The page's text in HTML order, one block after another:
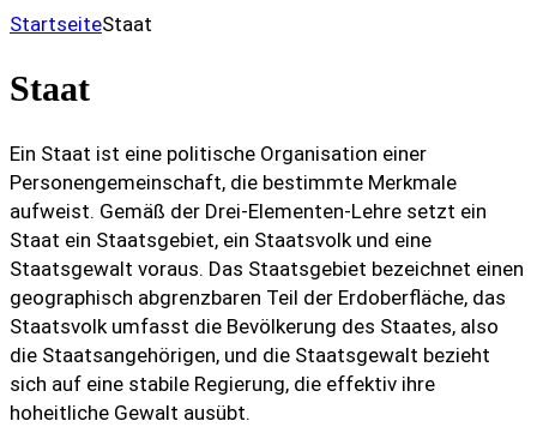
StartseiteStaat
Staat
Ein Staat ist eine politische Organisation einer
Personengemeinschaft, die bestimmte Merkmale
aufweist. Gemäß der Drei-Elementen-Lehre setzt ein
Staat ein Staatsgebiet, ein Staatsvolk und eine
Staatsgewalt voraus. Das Staatsgebiet bezeichnet einen
geographisch abgrenzbaren Teil der Erdoberfläche, das
Staatsvolk umfasst die Bevölkerung des Staates, also
die Staatsangehörigen, und die Staatsgewalt bezieht
sich auf eine stabile Regierung, die effektiv ihre
hoheitliche Gewalt ausübt.